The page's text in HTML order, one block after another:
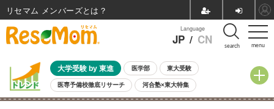
menu
Language
JP / CN search
大学受験 by 東進 医学部 東大受験
医専予備校徹底リサーチ 河合塾×東大特集
親子で考える大学選び 高校受験 中学受験 小学校受験
リセマム メンバーズ